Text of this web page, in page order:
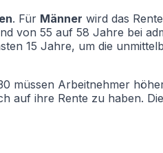
. Für Männer wird das
von 55 auf 58 Jahre bei
15 Jahre, um die
müssen Arbeitnehmer
auf ihre Rente zu haben.